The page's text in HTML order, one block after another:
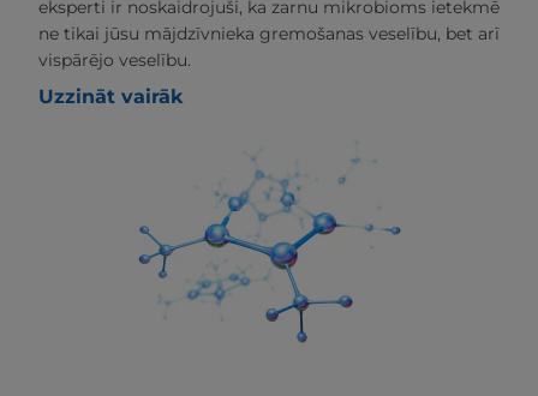
eksperti ir noskaidrojuši, ka zarnu mikrobioms ietekmē
ne tikai jūsu mājdzīvnieka gremošanas veselību, bet arī
vispārējo veselību.
Uzzināt vairāk